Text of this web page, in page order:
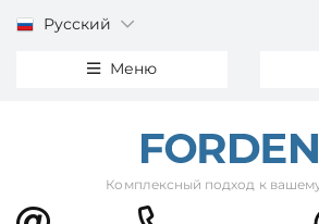
Русский
Меню
Комплексный подход к